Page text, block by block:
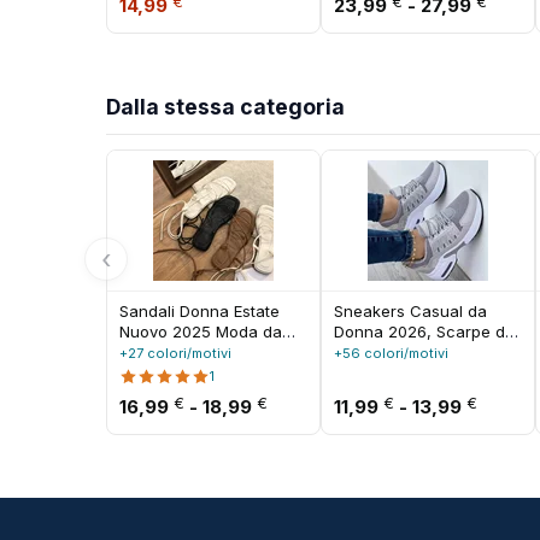
da donna Zapatos De
Mujer
14,99 fondo spesso
23,99 - 27,99
Dalla stessa categoria
‹
Sandali Donna Estate
Nuovo 2025 Moda da
spiaggia Sexy Piatto
Casual Cross-Tie Open
fascia stretta Sandali
Roma neri
+27 colori/motivi
1
16,99 € - 18,99 € Fascia di prezzo: da 16,99 €
Sneakers Casual da
Donna 2026, Scarpe da
Corsa, Scarpe da
Traspiranti Versatili per
Donna
+56 colori/motivi
11,99 € - 13,99 €